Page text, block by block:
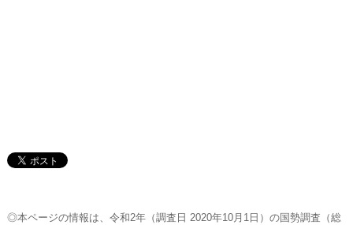
◎本ページの情報は、令和2年（調査日 2020年10月1日）の国勢調査（総